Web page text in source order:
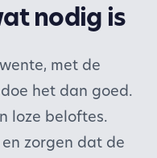
nodig is
met de
het dan goed.
loze beloftes.
zorgen dat de